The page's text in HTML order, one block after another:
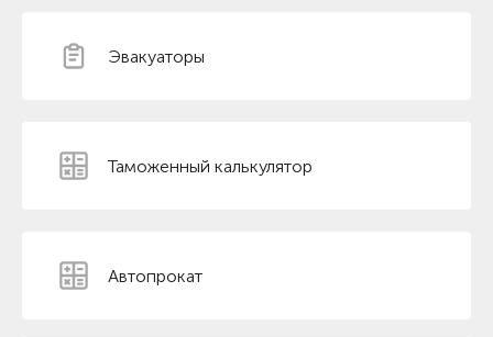
Эвакуаторы
Таможенный калькулятор
Автопрокат